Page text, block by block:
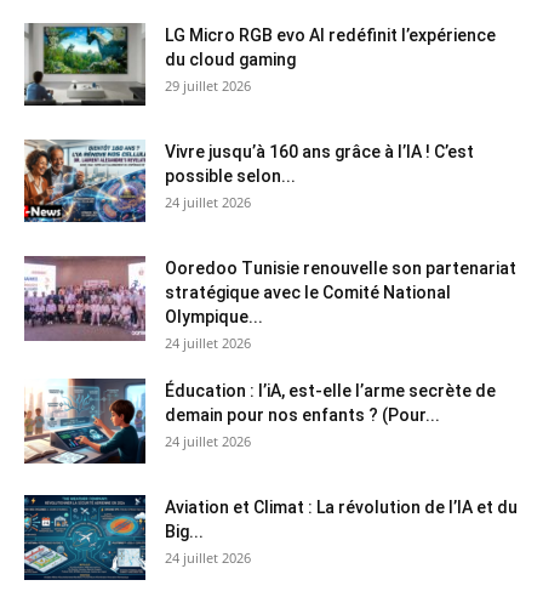
LG Micro RGB evo AI redéfinit l’expérience
du cloud gaming
29 juillet 2026
Vivre jusqu’à 160 ans grâce à l’IA ! C’est
possible selon...
24 juillet 2026
Ooredoo Tunisie renouvelle son partenariat
stratégique avec le Comité National
Olympique...
24 juillet 2026
Éducation : l’iA, est-elle l’arme secrète de
demain pour nos enfants ? (Pour...
24 juillet 2026
Aviation et Climat : La révolution de l’IA et du
Big...
24 juillet 2026